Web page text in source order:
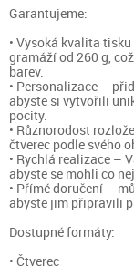
Garantujeme:
• Vysoká kvalita
gramáží od 260 g,
barev.
• Personalizace –
abyste si vytvořili
pocity.
• Různorodost
čtverec podle svého
• Rychlá realizace –
abyste se mohli co
• Přímé doručení –
abyste jim připravili
Dostupné formáty:
• Čtverec